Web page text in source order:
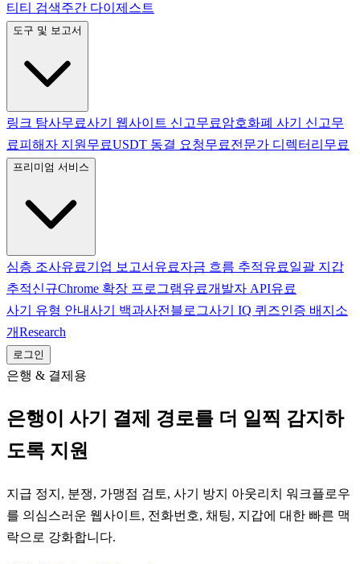
티티 검색주간 다이제스트
도구 및 보고서
링크 탐사무료사기 웹사이트 신고무료암호화폐 사기 신고무
료피해자 지원 무료USDT 동결 요청무료전문가 디렉터리 무료
프리미엄 서비스
심층 조사유료기업 보고서 유료자금 흐름 추적유료일괄 지갑
추적신규Chrome 확장 프로그램유료개발자 API유료
사기 유형 안내사기 백과사전 블로그사기 IQ 퀴즈인증 배지 소
개Research
로그인
은행 & 결제용
은행이 사기 결제 경로를 더 일찍 감지하
도록 지원
지급 정지, 분쟁, 가맹점 검토, 사기 방지 아웃리치 워크플로우
를 의심스러운 웹사이트, 전화번호, 채팅, 지갑에 대한 빠른 맥
락으로 강화합니다.